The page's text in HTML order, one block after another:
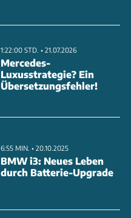
1:22:00 STD. • 21.07.2026
Mercedes-
Luxusstrategie? Ein
Übersetzungsfehler!
6:55 MIN. • 20.10.2025
BMW i3: Neues Leben
durch Batterie-Upgrade